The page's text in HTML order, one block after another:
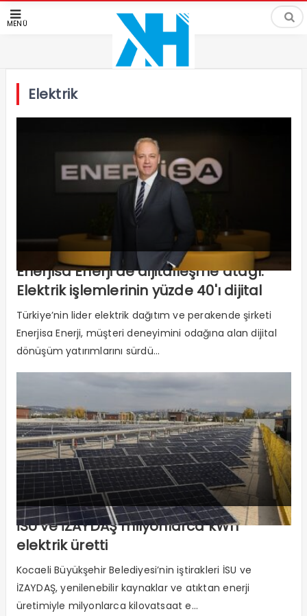
MENÜ
Elektrik
Enerjisa Enerji'de dijitalleşme atağı:
Elektrik işlemlerinin yüzde 40'ı dijital
kanallardan yapıldı
Türkiye’nin lider elektrik dağıtım ve perakende şirketi
Enerjisa Enerji, müşteri deneyimini odağına alan dijital
dönüşüm yatırımlarını sürdü...
İSU ve İZAYDAŞ milyonlarca kWh
elektrik üretti
Kocaeli Büyükşehir Belediyesi’nin iştirakleri İSU ve
İZAYDAŞ, yenilenebilir kaynaklar ve atıktan enerji
üretimiyle milyonlarca kilovatsaat e...